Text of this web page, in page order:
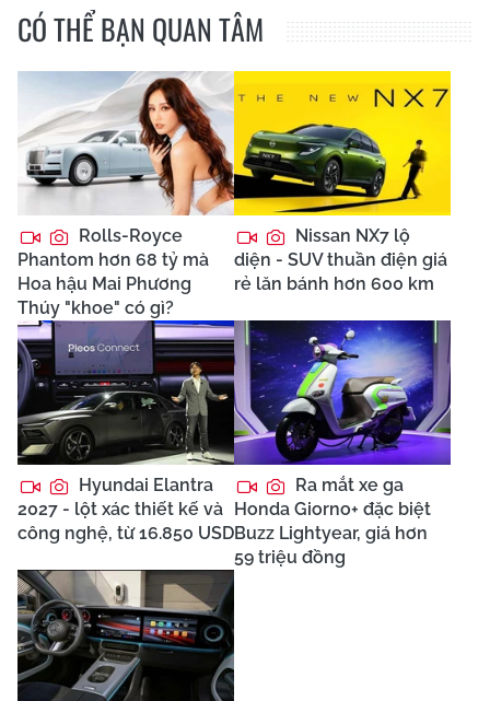
CÓ THỂ BẠN QUAN TÂM
Rolls-Royce
Phantom hơn 68 tỷ mà
Hoa hậu Mai Phương
Thúy "khoe" có gì?
Nissan NX7 lộ
diện - SUV thuần điện giá
rẻ lăn bánh hơn 600 km
Hyundai Elantra
2027 - lột xác thiết kế và
công nghệ, từ 16.850 USD
Ra mắt xe ga
Honda Giorno+ đặc biệt
Buzz Lightyear, giá hơn
59 triệu đồng